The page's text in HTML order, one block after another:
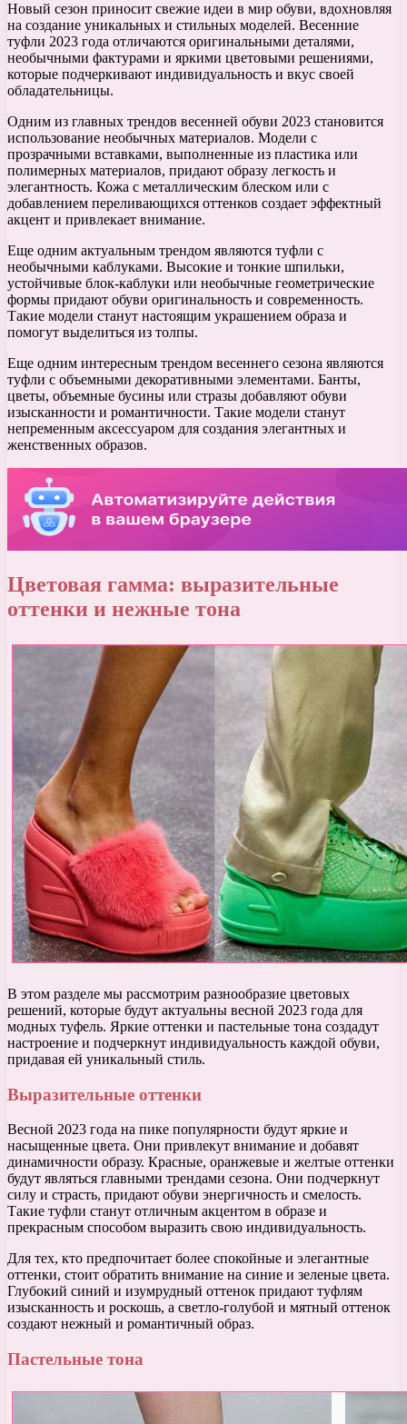
Новый сезон приносит свежие идеи в мир обуви, вдохновляя
на создание уникальных и стильных моделей. Весенние
туфли 2023 года отличаются оригинальными деталями,
необычными фактурами и яркими цветовыми решениями,
которые подчеркивают индивидуальность и вкус своей
обладательницы.
Одним из главных трендов весенней обуви 2023 становится
использование необычных материалов. Модели с
прозрачными вставками, выполненные из пластика или
полимерных материалов, придают образу легкость и
элегантность. Кожа с металлическим блеском или с
добавлением переливающихся оттенков создает эффектный
акцент и привлекает внимание.
Еще одним актуальным трендом являются туфли с
необычными каблуками. Высокие и тонкие шпильки,
устойчивые блок-каблуки или необычные геометрические
формы придают обуви оригинальность и современность.
Такие модели станут настоящим украшением образа и
помогут выделиться из толпы.
Еще одним интересным трендом весеннего сезона являются
туфли с объемными декоративными элементами. Банты,
цветы, объемные бусины или стразы добавляют обуви
изысканности и романтичности. Такие модели станут
непременным аксессуаром для создания элегантных и
женственных образов.
Цветовая гамма: выразительные
оттенки и нежные тона
В этом разделе мы рассмотрим разнообразие цветовых
решений, которые будут актуальны весной 2023 года для
модных туфель. Яркие оттенки и пастельные тона создадут
настроение и подчеркнут индивидуальность каждой обуви,
придавая ей уникальный стиль.
Выразительные оттенки
Весной 2023 года на пике популярности будут яркие и
насыщенные цвета. Они привлекут внимание и добавят
динамичности образу. Красные, оранжевые и желтые оттенки
будут являться главными трендами сезона. Они подчеркнут
силу и страсть, придают обуви энергичность и смелость.
Такие туфли станут отличным акцентом в образе и
прекрасным способом выразить свою индивидуальность.
Для тех, кто предпочитает более спокойные и элегантные
оттенки, стоит обратить внимание на синие и зеленые цвета.
Глубокий синий и изумрудный оттенок придают туфлям
изысканность и роскошь, а светло-голубой и мятный оттенок
создают нежный и романтичный образ.
Пастельные тона